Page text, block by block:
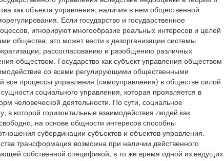
как объекта управления, наличия в нем общественной
Если государство и государственное
игнорируют многообразие реальных интересов и целей
общества, это может вести к дезорганизации системы
рассогласованию и разобщению различных
обществом. Государство как субъект управления обществом
со всеми регулирующими общественными
процессы управления (самоуправления) в обществе силой
социального управления, которая проявляется в
человеческой деятельности. По сути, социальное
в которой горизонтальные взаимодействия людей как
на основе общности интересов способны
субординации субъектов и объектов управления.
трансформация возможна при наличии действенного
собственной спецификой, в то же время одной из ведущих